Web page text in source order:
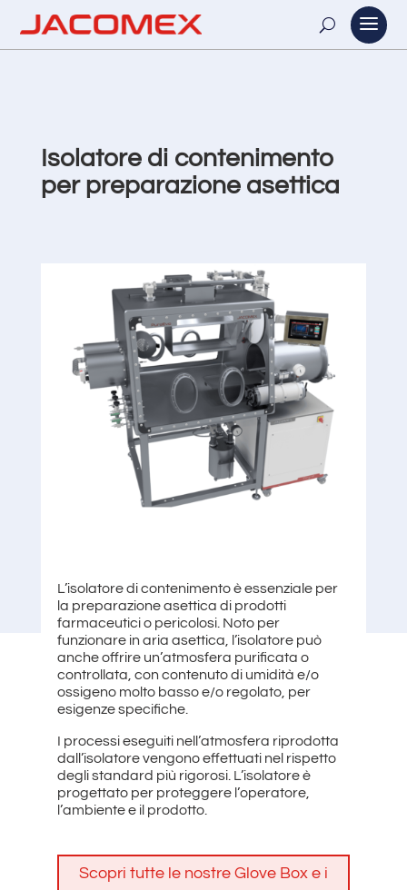
Isolatore di contenimento
per preparazione asettica
L’isolatore di contenimento è essenziale per
la preparazione asettica di prodotti
farmaceutici o pericolosi. Noto per
funzionare in aria asettica, l’isolatore può
anche offrire un’atmosfera purificata o
controllata, con contenuto di umidità e/o
ossigeno molto basso e/o regolato, per
esigenze specifiche.
I processi eseguiti nell’atmosfera riprodotta
dall’isolatore vengono effettuati nel rispetto
degli standard più rigorosi. L’isolatore è
progettato per proteggere l’operatore,
l’ambiente e il prodotto.
Scopri tutte le nostre Glove Box e i